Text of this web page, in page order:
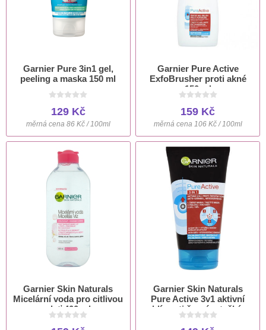
Garnier Pure 3in1 gel,
peeling a maska 150 ml
129 Kč
měrná cena 86 Kč / 100ml
Garnier Pure Active
ExfoBrusher proti akné
150 ml
159 Kč
měrná cena 106 Kč / 100ml
Garnier Skin Naturals
Micelární voda pro citlivou
pleť 400 ml
Garnier Skin Naturals
Pure Active 3v1 aktivní
uhlí proti černým tečkám
150 ml